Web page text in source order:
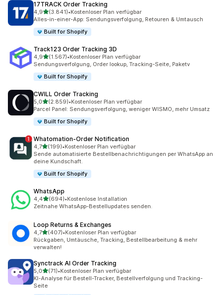
17TRACK Order Tracking
4,9von 5 Sternen
(3.841)
3841 Rezensionen insgesamt
•Kostenloser Plan verfügbar
Alles-in-einer-App: Sendungsverfolgung, Retouren & Umtausch
Built for Shopify
Track123 Order Tracking 3D
4,9von 5 Sternen
(1.567)
1567 Rezensionen insgesamt
•Kostenloser Plan verfügbar
Sendungsverfolgung, Order lookup, Tracking-Seite, Paketv
Built for Shopify
CWILL Order Tracking
5,0von 5 Sternen
(2.859)
2859 Rezensionen insgesamt
•Kostenloser Plan verfügbar
Parcel Panel: Sendungsverfolgung, weniger WISMO, mehr Umsatz
Built for Shopify
Whatomation‑Order Notification
4,7von 5 Sternen
(199)
199 Rezensionen insgesamt
•Kostenloser Plan verfügbar
Sende automatisierte Bestellbenachrichtigungen per WhatsApp an
deine Kundschaft.
Built for Shopify
WhatsApp
4,4von 5 Sternen
(694)
694 Rezensionen insgesamt
•Kostenlose Installation
Zeitnahe WhatsApp-Bestellupdates senden.
Loop Returns & Exchanges
4,7von 5 Sternen
(407)
407 Rezensionen insgesamt
•Kostenloser Plan verfügbar
Rückgaben, Umtäusche, Tracking, Bestellbearbeitung & mehr
verwalten!
Synctrack AI Order Tracking
5,0von 5 Sternen
(71)
71 Rezensionen insgesamt
•Kostenloser Plan verfügbar
KI-Analyse für Bestell-Tracker, Bestellverfolgung und Tracking-
Seite